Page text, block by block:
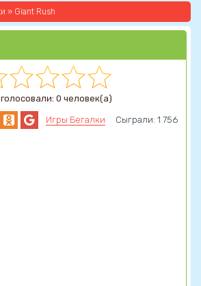
» Giant Rush
0 человек(а)
Игры Бегалки Сыграли: 1 756